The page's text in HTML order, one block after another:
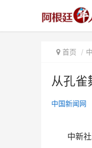
首页
从孔雀
中国新闻网
中新社雅
“汉语桥”与“汉语梦